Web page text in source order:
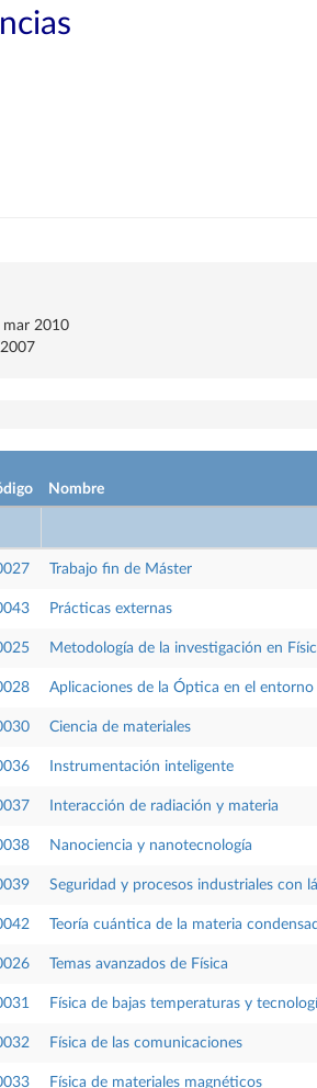
mar 2010
Nombre
Trabajo fin de Máster
Prácticas externas
Metodología de la investigación en
Aplicaciones de la Óptica en el entorno
Ciencia de materiales
Instrumentación inteligente
Interacción de radiación y materia
Nanociencia y nanotecnología
Seguridad y procesos industriales con
Teoría cuántica de la materia
Temas avanzados de Física
Física de bajas temperaturas y
Física de las comunicaciones
Física de materiales magnéticos